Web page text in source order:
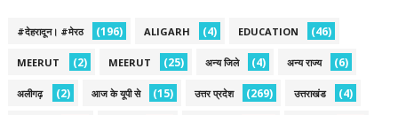
#देहरादून। #मेरठ (196) ALIGARH (4) EDUCATION (46)
MEERUT (2) MEERUT (25) अन्य जिले (4) अन्य राज्य (6)
अलीगढ़ (2) आज के यूपी से (15) उत्तर प्रदेश (269) उत्तराखंड (4)